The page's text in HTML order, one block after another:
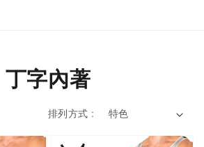
丁字內著
排列方式 :